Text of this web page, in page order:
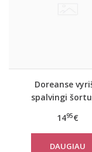
Doreanse
spalvingi
1495€
DAUGIAU